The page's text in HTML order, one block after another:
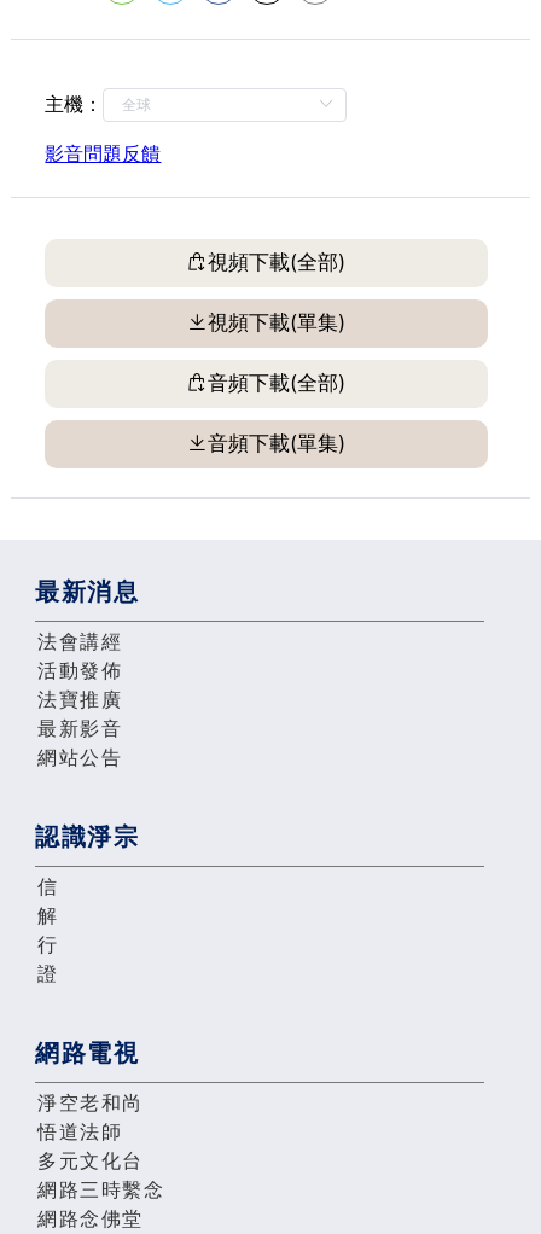
主機：
影音問題反饋
視頻下載(全部)
視頻下載(單集)
音頻下載(全部)
音頻下載(單集)
最新消息
法會講經
活動發佈
法寶推廣
最新影音
網站公告
認識淨宗
信
解
行
證
網路電視
淨空老和尚
悟道法師
多元文化台
網路三時繫念
網路念佛堂